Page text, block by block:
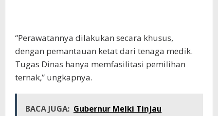
“Perawatannya dilakukan secara khusus,
dengan pemantauan ketat dari tenaga medik.
Tugas Dinas hanya memfasilitasi pemilihan
ternak,” ungkapnya.
BACA JUGA: Gubernur Melki Tinjau